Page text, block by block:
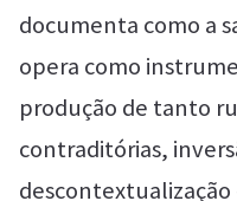
documenta como a
opera como
produção de tanto
contraditórias,